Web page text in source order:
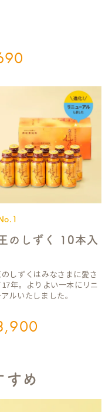
のしずく 10本入
しずくはみなさまに愛さ
年。よりよい一本にリニ
ルいたしました。
すめ